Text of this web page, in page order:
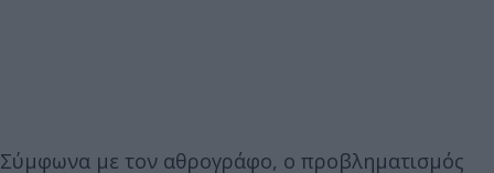
Σύμφωνα με τον αθρογράφο, ο προβληματισμός